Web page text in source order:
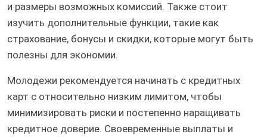
и размеры возможных комиссий. Также стоит
изучить дополнительные функции, такие как
страхование, бонусы и скидки, которые могут быть
полезны для экономии.
Молодежи рекомендуется начинать с кредитных
карт с относительно низким лимитом, чтобы
минимизировать риски и постепенно наращивать
кредитное доверие. Своевременные выплаты и